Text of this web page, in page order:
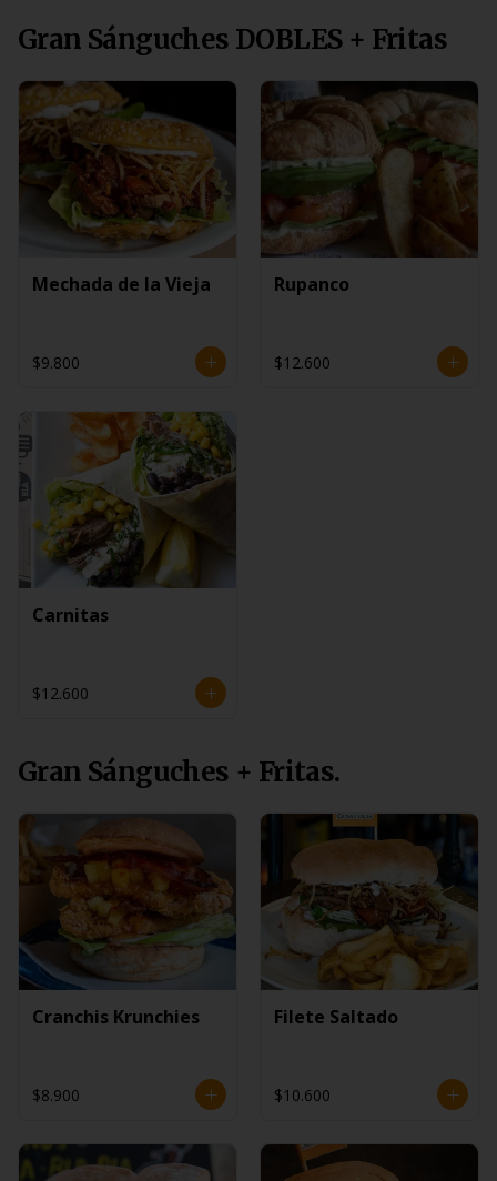
Gran Sánguches DOBLES + Fritas
Mechada de la Vieja
$9.800
Rupanco
$12.600
Carnitas
$12.600
Gran Sánguches + Fritas.
Cranchis Krunchies
$8.900
Filete Saltado
$10.600